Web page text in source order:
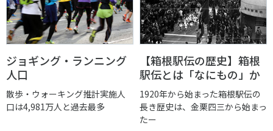
ジョギング・ランニング
人口
散歩・ウォーキング推計実施人
口は4,981万人と過去最多
【箱根駅伝の歴史】箱根
駅伝とは「なにもの」か
1920年から始まった箱根駅伝の
長き歴史は、金栗四三から始まっ
たー